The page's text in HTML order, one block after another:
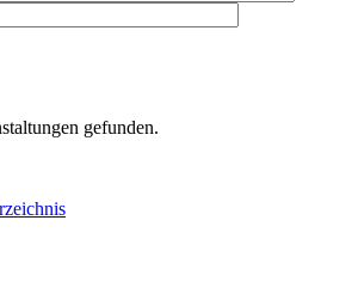
gefunden.